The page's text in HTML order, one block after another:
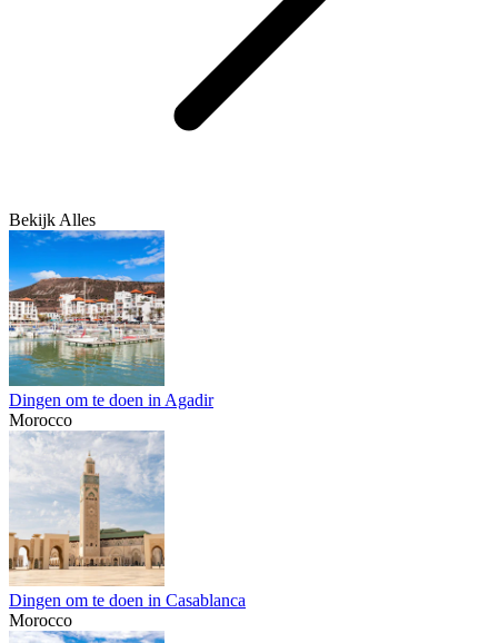
Bekijk Alles
Dingen om te doen in Agadir
Morocco
Dingen om te doen in Casablanca
Morocco